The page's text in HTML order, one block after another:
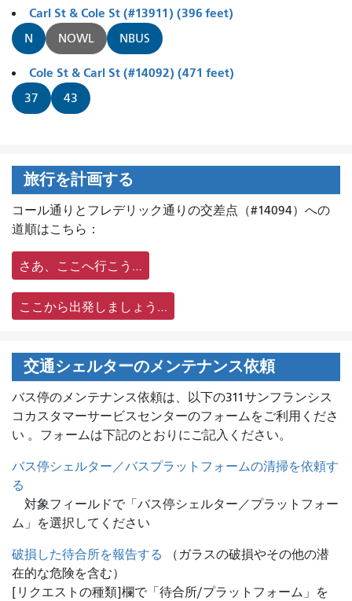
Carl St & Cole St (#13911) (396 feet)
N NOWL NBUS
Cole St & Carl St (#14092) (471 feet)
37 43
旅行を計画する
コール通りとフレデリック通りの交差点（#14094）への
道順はこちら：
さあ、ここへ行こう…
ここから出発しましょう…
交通シェルターのメンテナンス依頼
バス停のメンテナンス依頼は、 以下の311サンフランシス
コカスタマーサービスセンターのフォームをご利用くださ
い 。フォームは下記のとおりにご記入ください。
バス停シェルター／バスプラットフォームの清掃を依頼す
る
対象フィールドで「バス停シェルター／プラットフォー
ム」を選択してください
破損した待合所を報告する
（ガラスの破損やその他の潜
在的な危険を含む）
[リクエストの種類]欄で「待合所/プラットフォーム」を